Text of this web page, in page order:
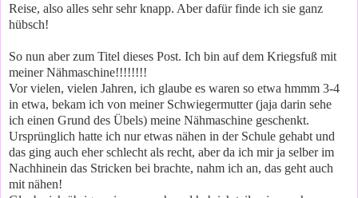
Reise, also alles sehr sehr knapp. Aber dafür finde ich sie ganz
hübsch!
So nun aber zum Titel dieses Post. Ich bin auf dem Kriegsfuß mit
meiner Nähmaschine!!!!!!!!
Vor vielen, vielen Jahren, ich glaube es waren so etwa hmmm 3-4
in etwa, bekam ich von meiner Schwiegermutter (jaja darin sehe
ich einen Grund des Übels) meine Nähmaschine geschenkt.
Ursprünglich hatte ich nur etwas nähen in der Schule gehabt und
das ging auch eher schlecht als recht, aber da ich mir ja selber im
Nachhinein das Stricken bei brachte, nahm ich an, das geht auch
mit nähen!